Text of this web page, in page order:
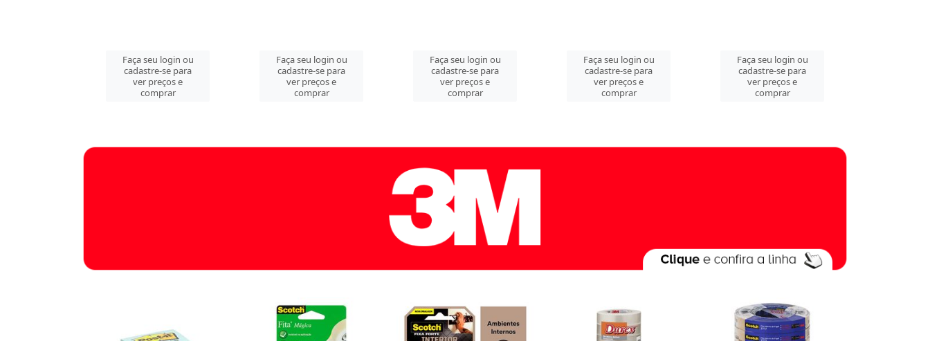
Faça seu login ou
cadastre-se para
ver preços e
comprar
Faça seu login ou
cadastre-se para
ver preços e
comprar
Faça seu login ou
cadastre-se para
ver preços e
comprar
Faça seu login ou
cadastre-se para
ver preços e
comprar
Faça seu login ou
cadastre-se para
ver preços e
comprar